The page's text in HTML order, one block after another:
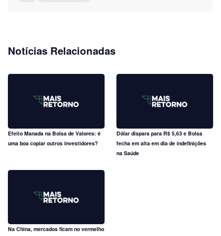
Notícias Relacionadas
Efeito Manada na Bolsa de Valores: é
uma boa copiar outros investidores?
Dólar dispara para R$ 5,63 e Bolsa
fecha em alta em dia de indefinições
na Saúde
Na China, mercados ficam no vermelho